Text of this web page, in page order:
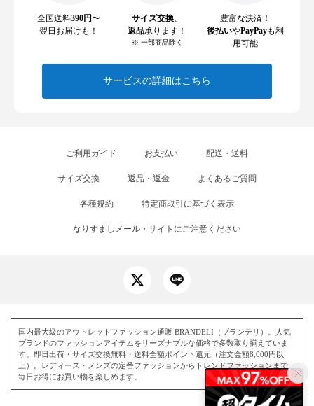
全国送料390円〜
翌日お届けも！
サイズ交換
返品承ります！
※ 一部商品除く
豊富な決済！
後払いやPayPayも利
用可能
サービスの詳細はこちら
ご利用ガイド お支払い 配送・送料
サイズ交換 返品・返金 よくあるご質問
各種規約 特定商取引に基づく表示
なりすましメール・サイトにご注意ください
国内最大級のアウトレットファッション通販 BRANDELI（ブランデリ）。人気
ブランドのファッションアイテムをリーズナブルな価格で多数取り揃えていま
す。即日出荷・サイズ交換無料・送料全額ポイント還元（注文金額8,000円以
上）。レディース・メンズの定番ファッションからトレンドファッションまで、
毎日お得にお買い物を楽しめます。